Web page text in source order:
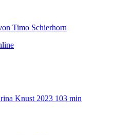
Timo Schierhorn
Knust 2023 103 min